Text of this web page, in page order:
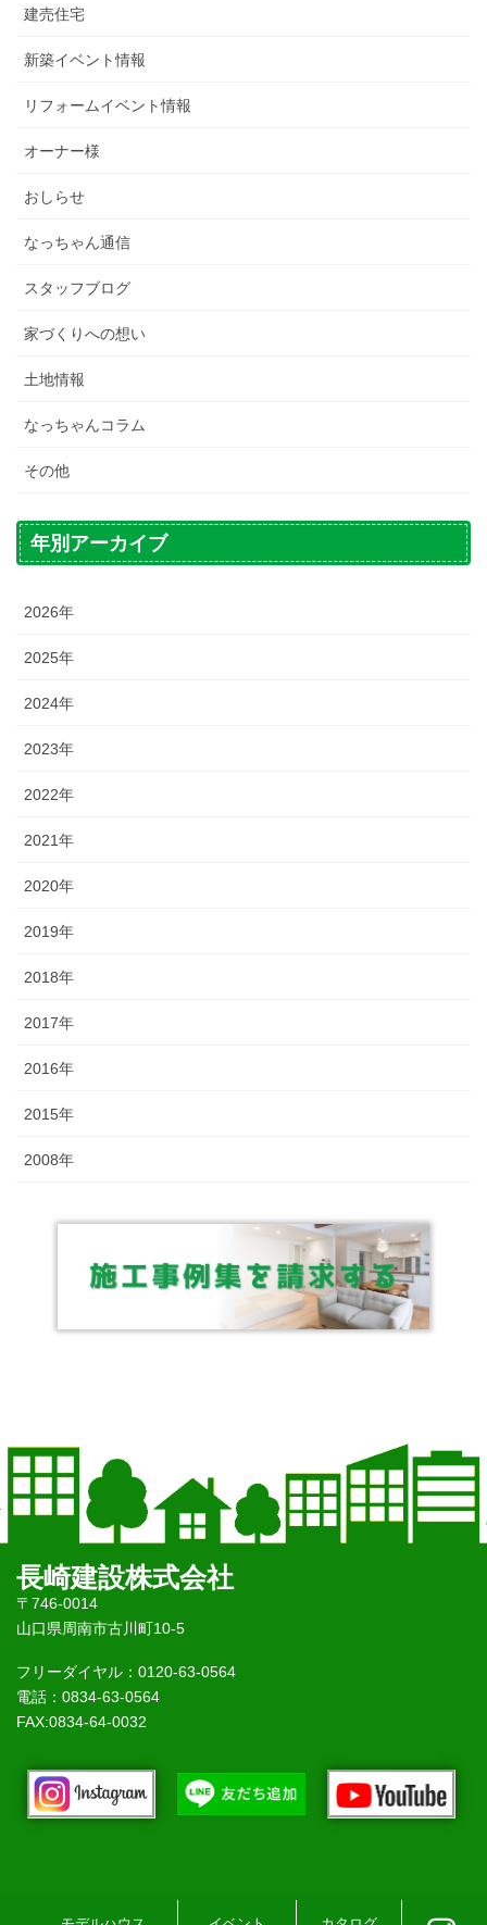
建売住宅
新築イベント情報
リフォームイベント情報
オーナー様
おしらせ
なっちゃん通信
スタッフブログ
家づくりへの想い
土地情報
なっちゃんコラム
その他
年別アーカイブ
2026年
2025年
2024年
2023年
2022年
2021年
2020年
2019年
2018年
2017年
2016年
2015年
2008年
長崎建設株式会社
〒746-0014
山口県周南市古川町10-5
フリーダイヤル：0120-63-0564
電話：0834-63-0564
FAX:0834-64-0032